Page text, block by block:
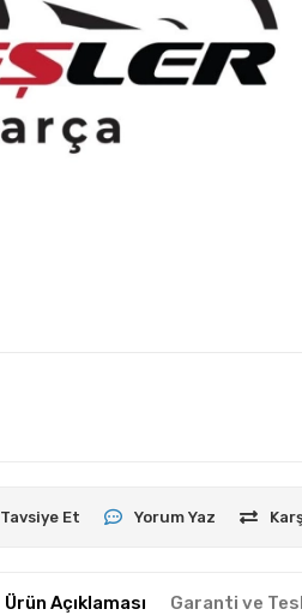
Tavsiye Et Yorum Yaz
Ürün Açıklaması Garanti ve